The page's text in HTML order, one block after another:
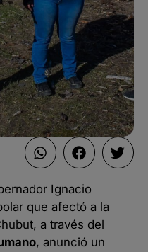
Ignacio
que afectó a la
a través del
, anunció un